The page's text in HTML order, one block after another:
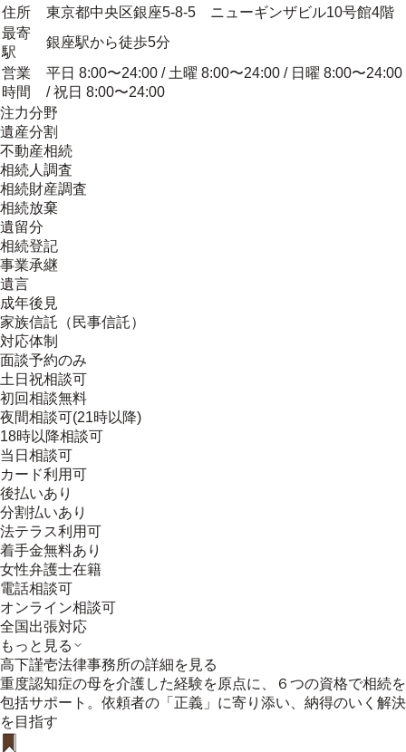
住所
東京都中央区銀座5-8-5 ニューギンザビル10号館4階
最寄
駅
銀座駅から徒歩5分
営業
時間
平日 8:00〜24:00 / 土曜 8:00〜24:00 / 日曜 8:00〜24:00
/ 祝日 8:00〜24:00
注力分野
遺産分割
不動産相続
相続人調査
相続財産調査
相続放棄
遺留分
相続登記
事業承継
遺言
成年後見
家族信託（民事信託）
対応体制
面談予約のみ
土日祝相談可
初回相談無料
夜間相談可(21時以降)
18時以降相談可
当日相談可
カード利用可
後払いあり
分割払いあり
法テラス利用可
着手金無料あり
女性弁護士在籍
電話相談可
オンライン相談可
全国出張対応
もっと見る
高下謹壱法律事務所の詳細を見る
重度認知症の母を介護した経験を原点に、６つの資格で相続を
包括サポート。依頼者の「正義」に寄り添い、納得のいく解決
を目指す